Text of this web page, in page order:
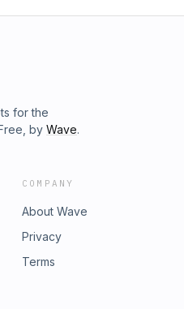
for the
by Wave.
COMPANY
About Wave
Privacy
Terms